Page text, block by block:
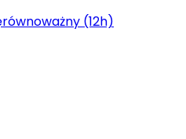
równoważny (12h)